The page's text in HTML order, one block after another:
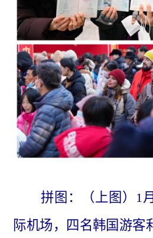
拼图：（上图）1
际机场，四名韩国游客